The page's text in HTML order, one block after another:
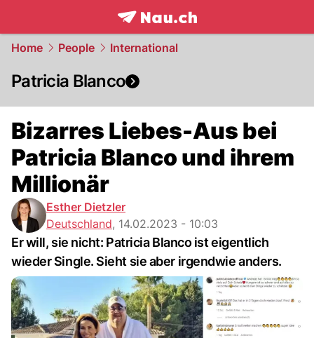
frontpage.NAU.ch
Home People International
Patricia Blanco
Bizarres Liebes-Aus bei
Patricia Blanco und ihrem
Millionär
Esther Dietzler
Deutschland, 14.02.2023 - 10:03
Er will, sie nicht: Patricia Blanco ist eigentlich
wieder Single. Sieht sie aber irgendwie anders.